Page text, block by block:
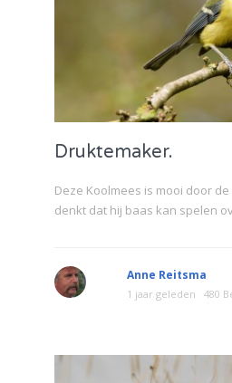
Druktemaker.
Deze Koolmees is mooi door
denkt dat hij baas kan spelen
Anne Reitsma
1 jaar geleden 480